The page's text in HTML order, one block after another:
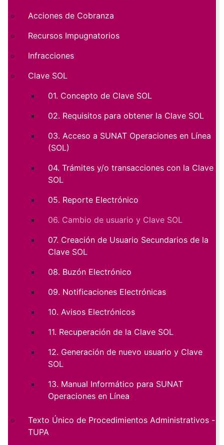
Acciones de Cobranza
Recursos Impugnatorios
Infracciones
Clave SOL
01. Concepto de Clave SOL
02. Requisitos para obtener la Clave SOL
03. Acceso a SUNAT Operaciones en Línea
(SOL)
04. Trámites y/o transacciones con la Clave
SOL
05. Reporte Electrónico
06. Cambio de usuario y Clave SOL
07. Creación de Usuario Secundarios de la
Clave SOL
08. Buzón Electrónico
09. Notificaciones Electrónicas
10. Avisos Electrónicos
11. Recuperación de la Clave SOL
12. Generación de nuevo usuario y Clave
SOL
13. Manual Informático para SUNAT
Operaciones en Línea
Texto Único de Procedimientos Administrativos -
TUPA